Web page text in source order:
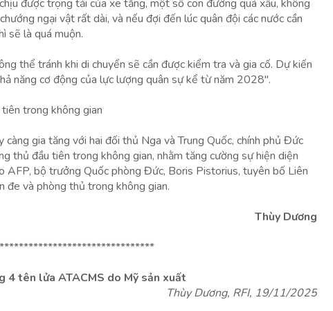
được trọng tải của xe tăng, một số con đường quá xấu, không
ngại vật rất dài, và nếu đợi đến lúc quân đội các nước cần
sẽ là quá muộn.
thể tránh khi di chuyển sẽ cần được kiểm tra và gia cố. Dự kiến
năng cơ động của lực lượng quân sự kể từ năm 2028".
trong không gian
càng gia tăng với hai đối thủ Nga và Trung Quốc, chính phủ Đức
thủ đầu tiên trong không gian, nhằm tăng cường sự hiện diện
AFP, bộ trưởng Quốc phòng Đức, Boris Pistorius, tuyên bố Liên
đe và phòng thủ trong không gian.
Thùy Dương
4 tên lửa ATACMS do Mỹ sản xuất
Thùy Dương, RFI, 19/11/2025